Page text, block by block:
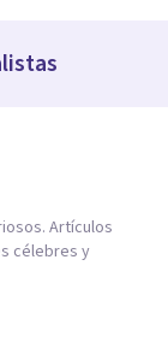
Artículos
célebres y